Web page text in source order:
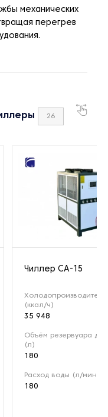
механических
перегрев
26
Чиллер СА-15
(ккал/ч)
35 948
Объём резервуара
(л)
180
Расход воды (л/мин)
180